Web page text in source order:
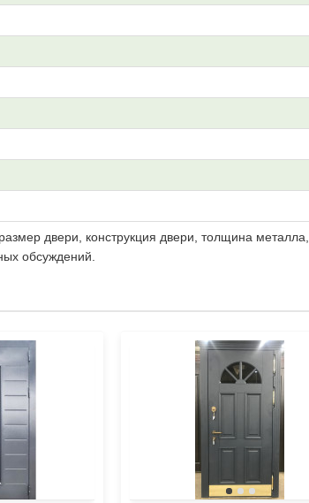
двери, конструкция двери, толщина металла,
обсуждений.